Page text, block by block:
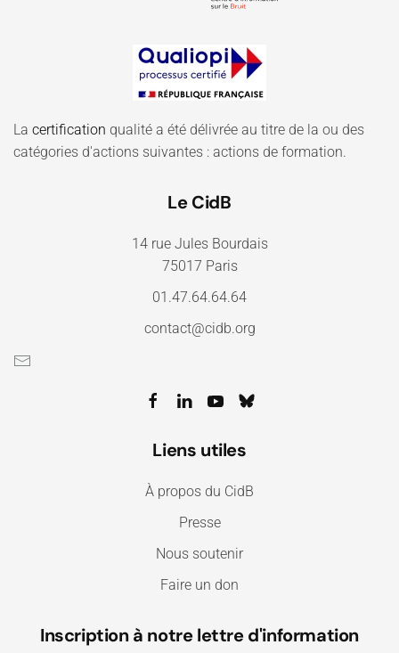
La certification qualité a été délivrée au titre de la ou des
catégories d'actions suivantes : actions de formation.
Le CidB
14 rue Jules Bourdais
75017 Paris
01.47.64.64.64
contact@cidb.org
Liens utiles
À propos du CidB
Presse
Nous soutenir
Faire un don
Inscription à notre lettre d'information